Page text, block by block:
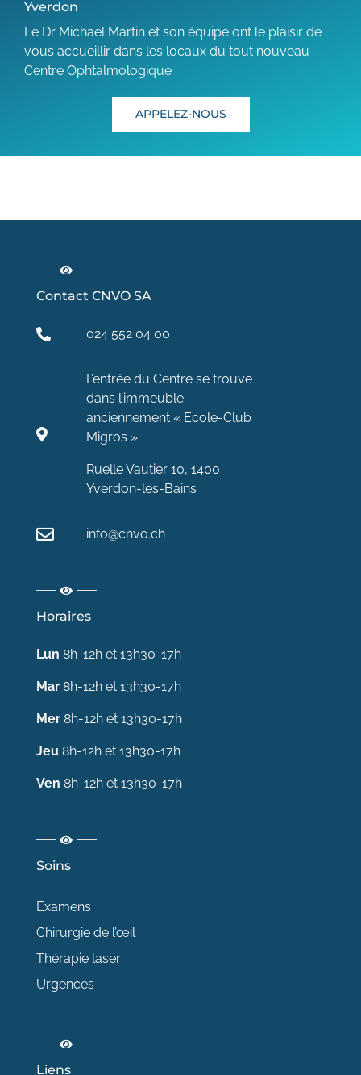
Yverdon
Le Dr Michael Martin et son équipe ont le plaisir de
vous accueillir dans les locaux du tout nouveau
Centre Ophtalmologique
APPELEZ-NOUS
Contact CNVO SA
024 552 04 00
L’entrée du Centre se trouve
dans l’immeuble
anciennement « Ecole-Club
Migros »
Ruelle Vautier 10, 1400
Yverdon-les-Bains
info@cnvo.ch
Horaires
Lun 8h-12h et 13h30-17h
Mar8h-12h et 13h30-17h
Mer8h-12h et 13h30-17h
Jeu8h-12h et 13h30-17h
Ven 8h-12h et 13h30-17h
Soins
Examens
Chirurgie de l’œil
Thérapie laser
Urgences
Liens